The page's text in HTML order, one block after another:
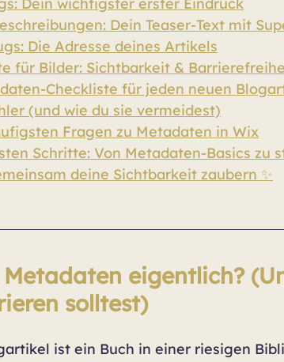
Dein Teaser-Text mit
Die Adresse deines Artikels
für Bilder: Sichtbarkeit &
Checkliste für jeden neuen
(und wie du sie vermeidest)
Fragen zu Metadaten in Wix
Schritte: Von Metadaten-Basics zu
deine Sichtbarkeit zaubern ✨
eigentlich?
solltest)
ist ein Buch in einer riesigen